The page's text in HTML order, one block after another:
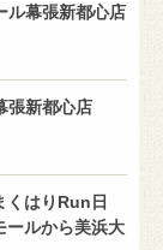
ル幕張新都心店
張新都心店
くはりRun日
ールから美浜大